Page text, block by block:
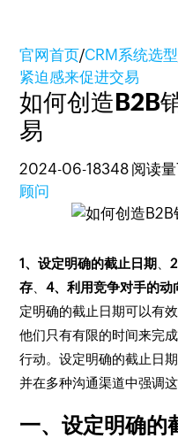
官网首页/CRM系统选型
紧迫感来促进交易
如何创造B2B
易
2024-06-18348 阅读量
顾问
1、设定明确的截止日期 、
存 、4、利用竞争对手的动
定明确的截止日期可以有
他们只有有限的时间来完
行动。设定明确的截止日
并在多种沟通渠道中强调
一、设定明确的